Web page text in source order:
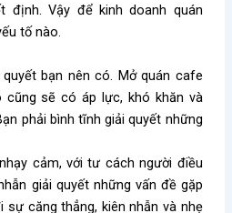
định. Vậy để kinh doanh quán
tố nào.
bạn nên có. Mở quán cafe
cũng sẽ có áp lực, khó khăn và
phải bình tĩnh giải quyết những
cảm, với tư cách người điều
giải quyết những vấn đề gặp
sự căng thẳng, kiên nhẫn và nhẹ